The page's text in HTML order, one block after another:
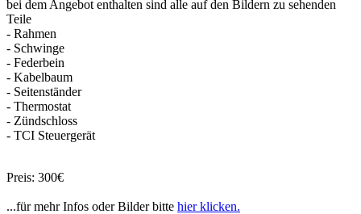
bei dem Angebot enthalten sind alle auf den Bildern zu sehenden
Teile
- Rahmen
- Schwinge
- Federbein
- Kabelbaum
- Seitenständer
- Thermostat
- Zündschloss
- TCI Steuergerät
Preis: 300€
...für mehr Infos oder Bilder bitte hier klicken.